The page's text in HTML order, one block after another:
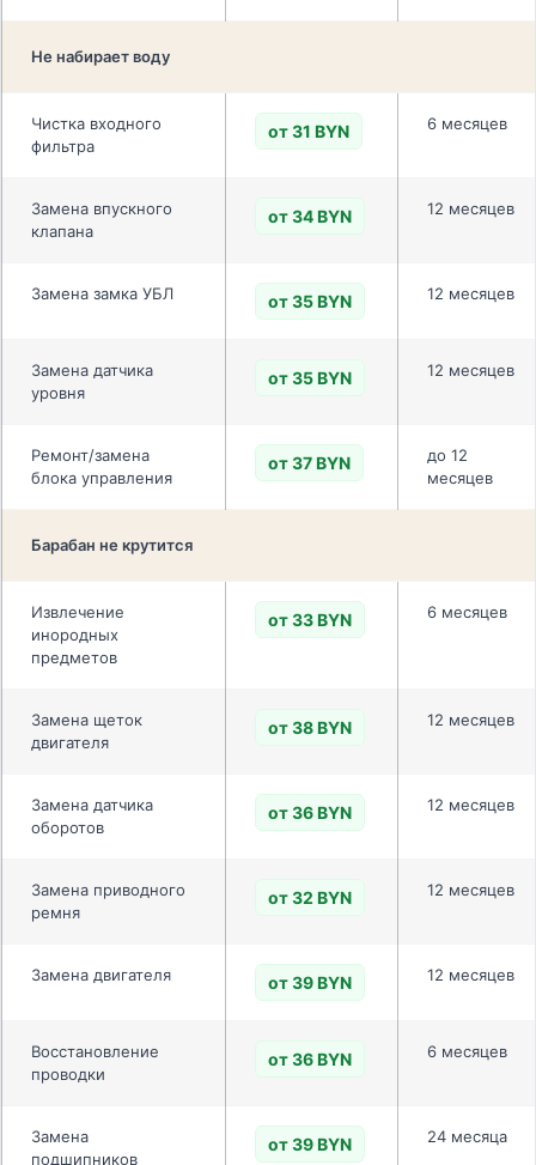
Не набирает воду
Чистка входного
фильтра
от 31 BYN 6 месяцев
Замена впускного
клапана
от 34 BYN 12 месяцев
Замена замка УБЛ от 35 BYN 12 месяцев
Замена датчика
уровня
от 35 BYN 12 месяцев
Ремонт/замена
блока управления
от 37 BYN
до 12
месяцев
Барабан не крутится
Извлечение
инородных
предметов
от 33 BYN 6 месяцев
Замена щеток
двигателя
от 38 BYN 12 месяцев
Замена датчика
оборотов
от 36 BYN 12 месяцев
Замена приводного
ремня
от 32 BYN 12 месяцев
Замена двигателя от 39 BYN 12 месяцев
Восстановление
проводки
от 36 BYN 6 месяцев
Замена
подшипников
от 39 BYN 24 месяца